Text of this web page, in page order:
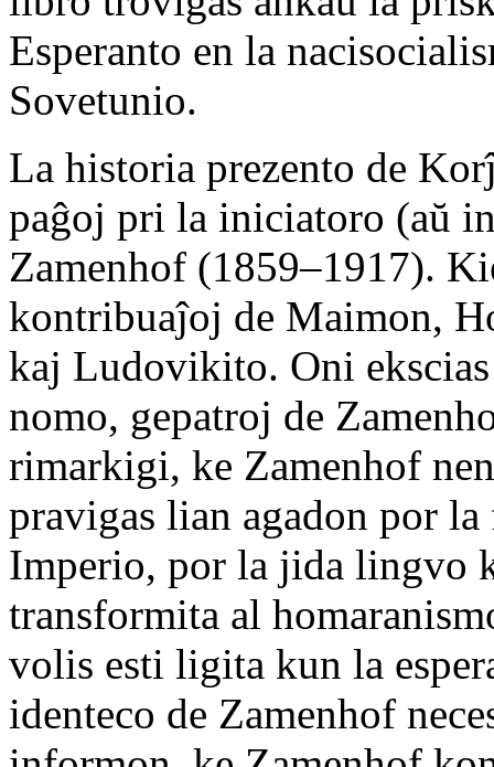
Esperanto en la
Sovetunio.
La historia prezento de
paĝoj pri la iniciatoro (aŭ
Zamenhof (1859–1917).
kontribuaĵoj de Maimon,
kaj Ludovikito. Oni
nomo, gepatroj de
rimarkigi, ke Zamenhof
pravigas lian agadon por
Imperio, por la jida lingvo
transformita al
volis esti ligita kun la
identeco de Zamenhof